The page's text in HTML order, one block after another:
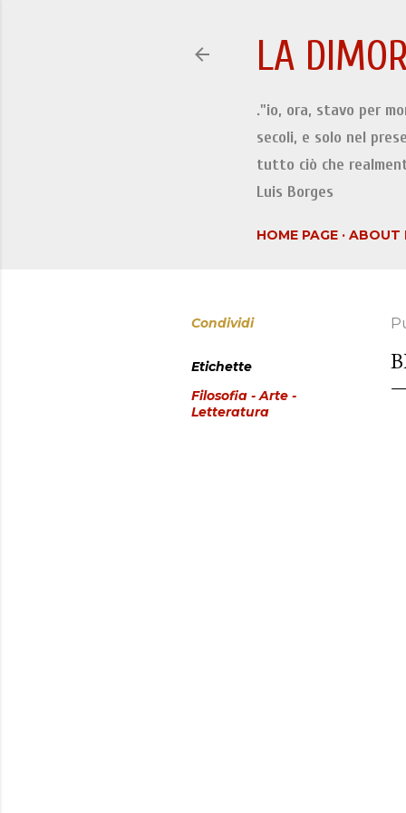
LA
."io, ora, stavo per
secoli, e solo nel
tutto ciò che
Luis Borges
HOME PAGE ABOUT
Condividi
Etichette
Filosofia - Arte -
Letteratura